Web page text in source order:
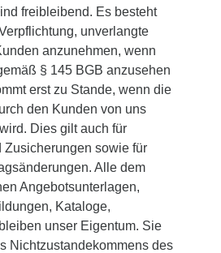
freibleibend. Es besteht
unverlangte
anzunehmen, wenn
§ 145 BGB anzusehen
erst zu Stande, wenn die
den Kunden von uns
Dies gilt auch für
Zusicherungen sowie für
Alle dem
Angebotsunterlagen,
Kataloge,
unser Eigentum. Sie
Nichtzustandekommens des